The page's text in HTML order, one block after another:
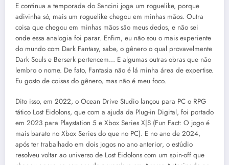
E continua a temporada do Sancini joga um roguelike, porque
adivinha só, mais um roguelike chegou em minhas mãos. Outra
coisa que chegou em minhas mãos são meus dedos, e não sei
onde essa analogia foi parar. Enfim, eu não sou o mais experiente
do mundo com Dark Fantasy, sabe, o gênero o qual provavelmente
Dark Souls e Berserk pertencem… E algumas outras obras que não
lembro o nome. De fato, Fantasia não é lá minha área de expertise.
Eu gosto de coisas do gênero, mas não é meu foco.
Dito isso, em 2022, o Ocean Drive Studio lançou para PC o RPG
tático Lost Eidolons, que com a ajuda da Plug-in Digital, foi portado
em 2023 para Playstation 5 e Xbox Series X|S (Fun Fact: O jogo é
mais barato no Xbox Series do que no PC). E no ano de 2024,
após ter trabalhado em dois jogos no ano anterior, o estúdio
resolveu voltar ao universo de Lost Eidolons com um spin-off que